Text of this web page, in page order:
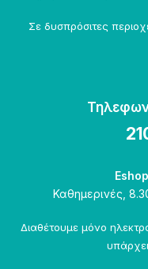
Σε δυσπρόσιτες
Καθημερινές,
Διαθέτουμε μόνο